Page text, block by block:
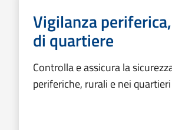
Vigilanza
di quartiere
Controlla e assicura la
periferiche, rurali e nei